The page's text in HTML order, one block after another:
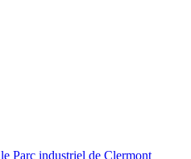
Parc industriel de Clermont